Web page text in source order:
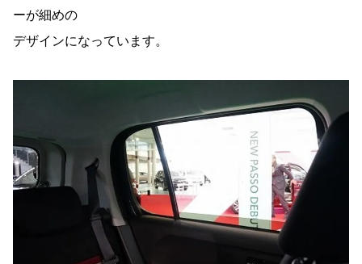
ーが細めの
デザインになっています。